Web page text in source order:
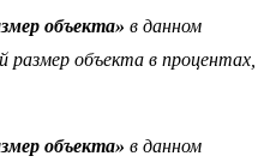
объекта» в данном
объекта в процентах,
объекта» в данном